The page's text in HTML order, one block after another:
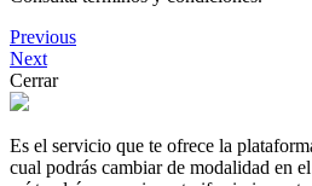
Previous
Next
Cerrar
Es el servicio que te ofrece la
cual podrás cambiar de modalidad en